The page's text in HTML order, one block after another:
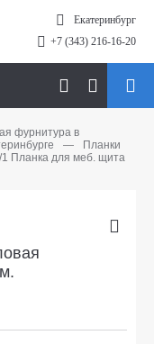
Екатеринбург
+7 (343) 216-16-20
фурнитура в
—
Планки
1 Планка для меб. щита